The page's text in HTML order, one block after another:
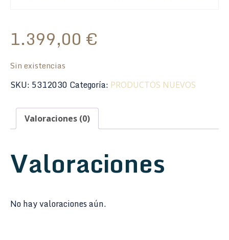
1.399,00 €
Sin existencias
SKU: 5312030 Categoría: PRODUCTOS NUEVOS
Valoraciones (0)
Valoraciones
No hay valoraciones aún.